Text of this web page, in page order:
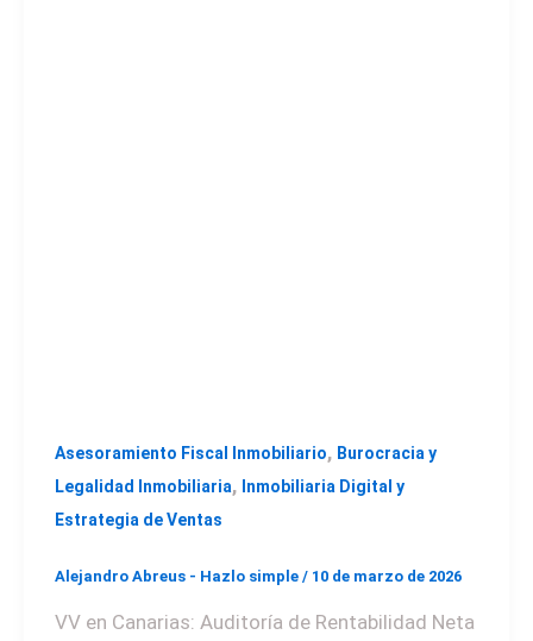
Asesoramiento Fiscal Inmobiliario, Burocracia y
Legalidad Inmobiliaria, Inmobiliaria Digital y
Estrategia de Ventas
Alejandro Abreus - Hazlo simple / 10 de marzo de 2026
VV en Canarias: Auditoría de Rentabilidad Neta